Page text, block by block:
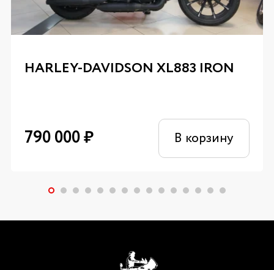
HARLEY-DAVIDSON XL883 IRON
790 000₽ В корзину